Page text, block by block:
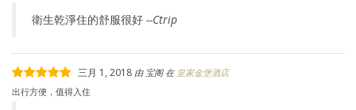
衛生乾淨住的舒服很好 --Ctrip
三月 1, 2018 由 宝阁在 皇家金堡酒店
出行方便，值得入住